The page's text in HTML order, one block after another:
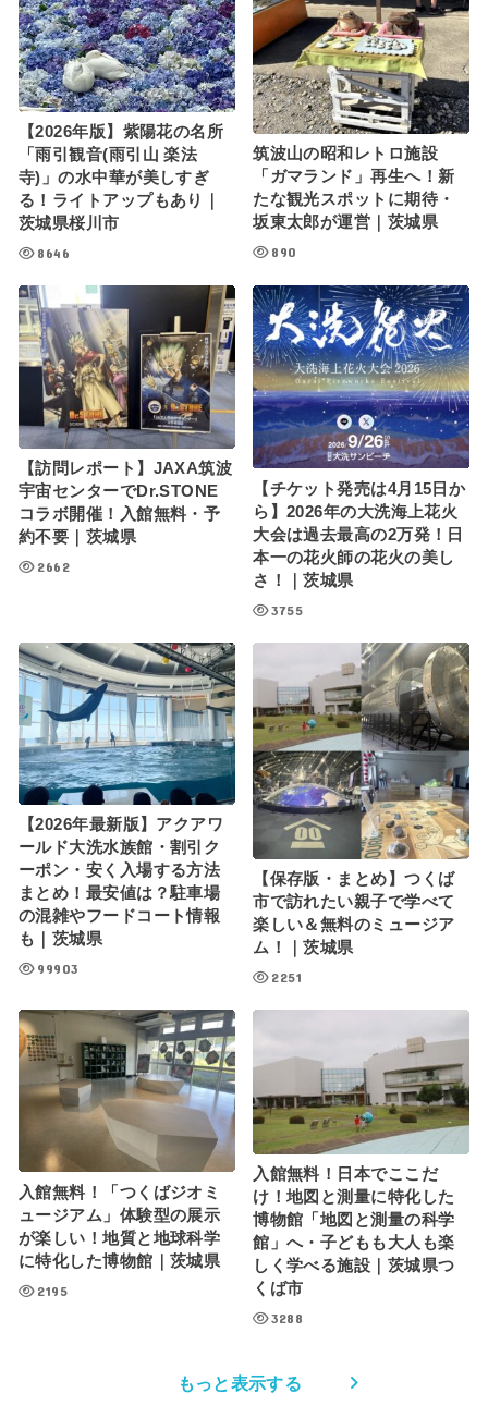
【2026年版】紫陽花の名所
「雨引観音(雨引山 楽法
寺)」の水中華が美しすぎ
る！ライトアップもあり｜
茨城県桜川市
8646
筑波山の昭和レトロ施設
「ガマランド」再生へ！新
たな観光スポットに期待・
坂東太郎が運営｜茨城県
890
【訪問レポート】JAXA筑波
宇宙センターでDr.STONE
コラボ開催！入館無料・予
約不要｜茨城県
2662
【チケット発売は4月15日か
ら】2026年の大洗海上花火
大会は過去最高の2万発！日
本一の花火師の花火の美し
さ！｜茨城県
3755
【2026年最新版】アクアワ
ールド大洗水族館・割引ク
ーポン・安く入場する方法
まとめ！最安値は？駐車場
の混雑やフードコート情報
も｜茨城県
99903
【保存版・まとめ】つくば
市で訪れたい親子で学べて
楽しい＆無料のミュージア
ム！｜茨城県
2251
入館無料！「つくばジオミ
ュージアム」体験型の展示
が楽しい！地質と地球科学
に特化した博物館｜茨城県
2195
入館無料！日本でここだ
け！地図と測量に特化した
博物館「地図と測量の科学
館」へ・子どもも大人も楽
しく学べる施設｜茨城県つ
くば市
3288
もっと表示する